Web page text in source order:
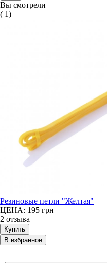
Вы смотрели
( 1)
Резиновые петли "Желтая"
ЦЕНА: 195 грн
2 отзыва
Купить
В избранное